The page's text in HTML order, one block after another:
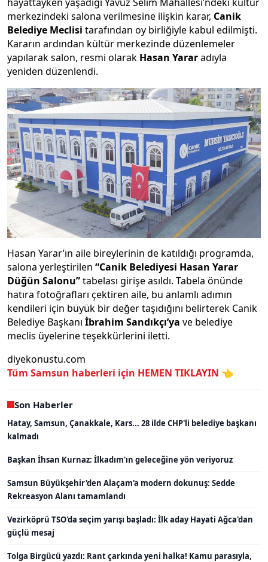
merkezindeki salona verilmesine ilişkin karar, Canik
Belediye Meclisi tarafından oy birliğiyle kabul edilmişti.
Kararın ardından kültür merkezinde düzenlemeler
yapılarak salon, resmi olarak Hasan Yararadıyla
yeniden düzenlendi.
Hasan Yarar’ın aile bireylerinin de katıldığı programda,
salona yerleştirilen “Canik Belediyesi Hasan Yarar
Düğün Salonu”tabelası girişe asıldı. Tabela önünde
hatıra fotoğrafları çektiren aile, bu anlamlı adımın
kendileri için büyük bir değer taşıdığını belirterek Canik
Belediye Başkanı İbrahim Sandıkçı’ya ve belediye
meclis üyelerine teşekkürlerini iletti.
diyekonustu.com
Tüm Samsun haberleri için HEMEN TIKLAYIN 👈
Son Haberler
Hatay, Samsun, Çanakkale, Kars... 28 ilde CHP'li belediye başkanı
kalmadı
Başkan İhsan Kurnaz: İlkadım'ın geleceğine yön veriyoruz
Samsun Büyükşehir'den Alaçam'a modern dokunuş: Sedde
Rekreasyon Alanı tamamlandı
Vezirköprü TSO'da seçim yarışı başladı: İlk aday Hayati Ağca'dan
güçlü mesaj
Tolga Birgücü yazdı: Rant çarkında yeni halka! Kamu parasıyla,